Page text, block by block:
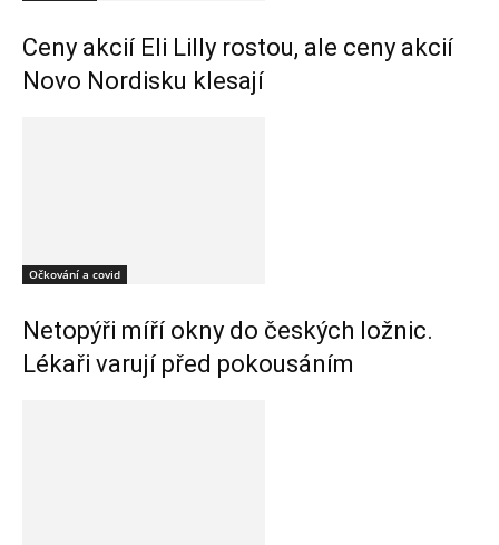
Ceny akcií Eli Lilly rostou, ale ceny akcií
Novo Nordisku klesají
Očkování a covid
Netopýři míří okny do českých ložnic.
Lékaři varují před pokousáním